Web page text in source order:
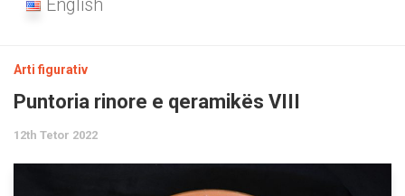
English
Arti figurativ
Puntoria rinore e qeramikës VIII
12th Tetor 2022